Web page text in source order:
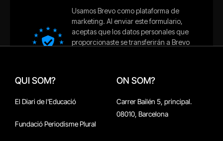
QUI SOM?
El Diari de l'Educació
Fundació Periodisme Plural
ON SOM?
Carrer Bailén 5, principal.
08010, Barcelona